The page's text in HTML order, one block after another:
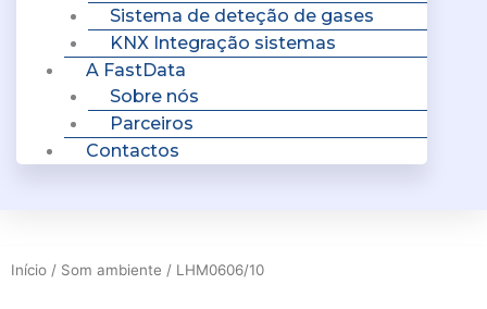
Sistema de deteção de gases
KNX Integração sistemas
A FastData
Sobre nós
Parceiros
Contactos
Início / Som ambiente / LHM0606/10